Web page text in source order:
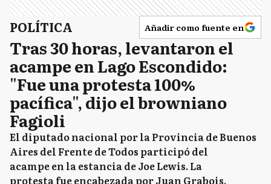
POLÍTICA Añadir como fuente en
Tras 30 horas, levantaron el
acampe en Lago Escondido:
"Fue una protesta 100%
pacífica", dijo el browniano
Fagioli
El diputado nacional por la Provincia de Buenos
Aires del Frente de Todos participó del
acampe en la estancia de Joe Lewis. La
protesta fue encabezada por Juan Grabois,